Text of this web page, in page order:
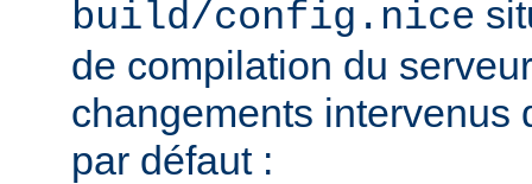
build/config.nice
de compilation du
changements intervenus
par défaut :